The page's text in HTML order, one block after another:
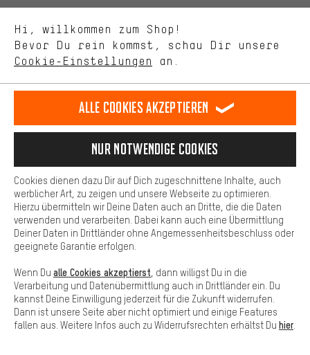
Jetzt anmelden
und 5 € Gutschein* sichern.
Lass Dir unsereInsightsund
Aktionennicht entgehen!
E-Mail-Adresse
Newsletter bestellen
Hi, willkommen zum Shop!
Bevor Du rein kommst, schau Dir unsere
Cookie-Einstellungen an.
Uns interessiert, was Du in unserem Shop suchst und brauchst.
selbst Einfluss auf die Verbesserung unserer Webseite und
unseres Shop-Angebots.
Dein Shopping-Erlebnis wird komfortabler. Mit Komfort-Cookies
stellen wir Verknüpfungen zu Social Media Plattformen her. So
können wir dir weitere nützliche Inhalte und Informationen zur
Verfügung stellen. Zudem hast du die Möglichkeit zusätzliche
Services zu nutzen, die es dir erleichtern die richtigen Produkte zu
finden. Beispielsweise bieten wir eine Chat-Funktion an, damit
Fragen schnell und unkompliziert beantwortet werden können.
Basis
Basis-Cookies gewährleisten, dass Du unsere Webseite
grundsätzlich nutzen kannst.
Alle Cookies akzeptieren
Nur Notwendige Cookies
Cookies dienen dazu Dir auf Dich zugeschnittene Inhalte, auch
werblicher Art, zu zeigen und unsere Webseite zu optimieren.
Hierzu übermitteln wir Deine Daten auch an Dritte, die die Daten
verwenden und verarbeiten. Dabei kann auch eine Übermittlung
Deiner Daten in Drittländer ohne Angemessenheitsbeschluss oder
geeignete Garantie erfolgen.
Wenn Du alle Cookies akzeptierst , dann willigst Du in die
Verarbeitung und Datenübermittlung auch in Drittländer ein. Du
kannst Deine Einwilligung jederzeit für die Zukunft widerrufen.
Dann ist unsere Seite aber nicht optimiert und einige Features
fallen aus. Weitere Infos auch zu Widerrufsrechten erhältst Du hier